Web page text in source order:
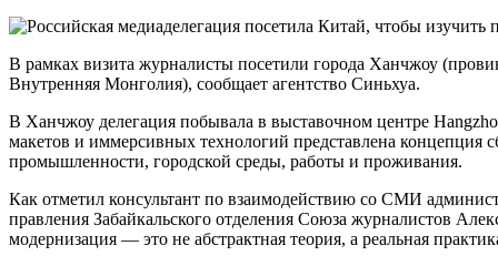
В рамках визита журналисты посетили города Ханчжоу
Внутренняя Монголия), сообщает агентство Синьхуа.
В Ханчжоу делегация побывала в выставочном центре
макетов и иммерсивных технологий представлена концепция
промышленности, городской среды, работы и проживания.
Как отметил консультант по взаимодействию со СМИ
правления Забайкальского отделения Союза журналистов
модернизация — это не абстрактная теория, а реальная